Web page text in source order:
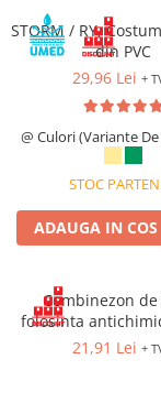
Mânecuțe Ignifuge
Pantaloni Ignifugi
Sorturi ignifuge
ÎNCĂLȚĂMINTE
Pantofi
Pantofi outdoor
Pantofi de lucru O1
Pantofi de lucru O2
Pantofi de
Pantofi de protecție
Pantofi de protecție
STORM / RY,
din PVC
29,96 Lei +
@ Culori (Variante
STOC
ADAUGA IN COS
Combinezon
folosinta
din polipropilena
21,91 Lei +